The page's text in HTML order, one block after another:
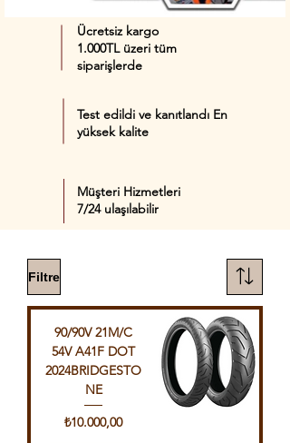
Ücretsiz kargo
1.000TL üzeri tüm
siparişlerde
Test edildi ve kanıtlandı En
yüksek kalite
Müşteri Hizmetleri
7/24 ulaşılabilir
Filtre
90/90V 21M/C
54V A41F DOT
2024BRIDGESTO
NE
Fiyat
₺10.000,00